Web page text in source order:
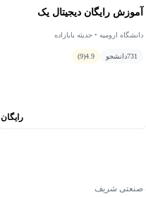
آموزش رایگان دیجیتال یک
دانشگاه ارومیه • حدیثه بابازاده
731دانشجو 4.9
(9)
رایگان
صنعتی شریف